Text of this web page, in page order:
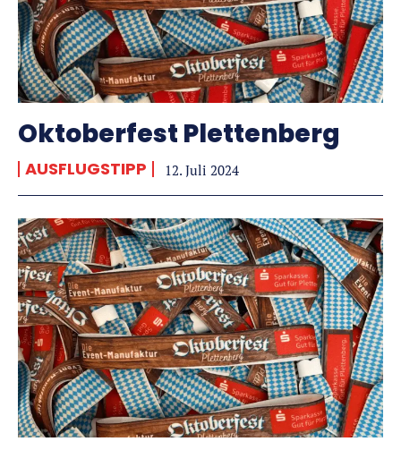
Oktoberfest Plettenberg
AUSFLUGSTIPP 12. Juli 2024